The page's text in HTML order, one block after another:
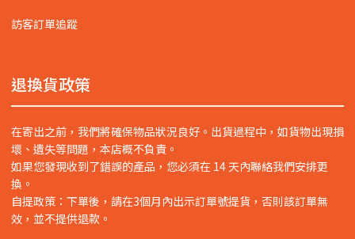
訪客訂單追蹤
退換貨政策
在寄出之前，我們將確保物品狀況良好。出貨過程中，如貨物出現損
壞、遺失等問題，本店概不負責。
如果您發現收到了錯誤的產品，您必須在 14 天內聯絡我們安排更
換。
自提政策：下單後，請在3個月內出示訂單號提貨，否則該訂單無
效，並不提供退款。